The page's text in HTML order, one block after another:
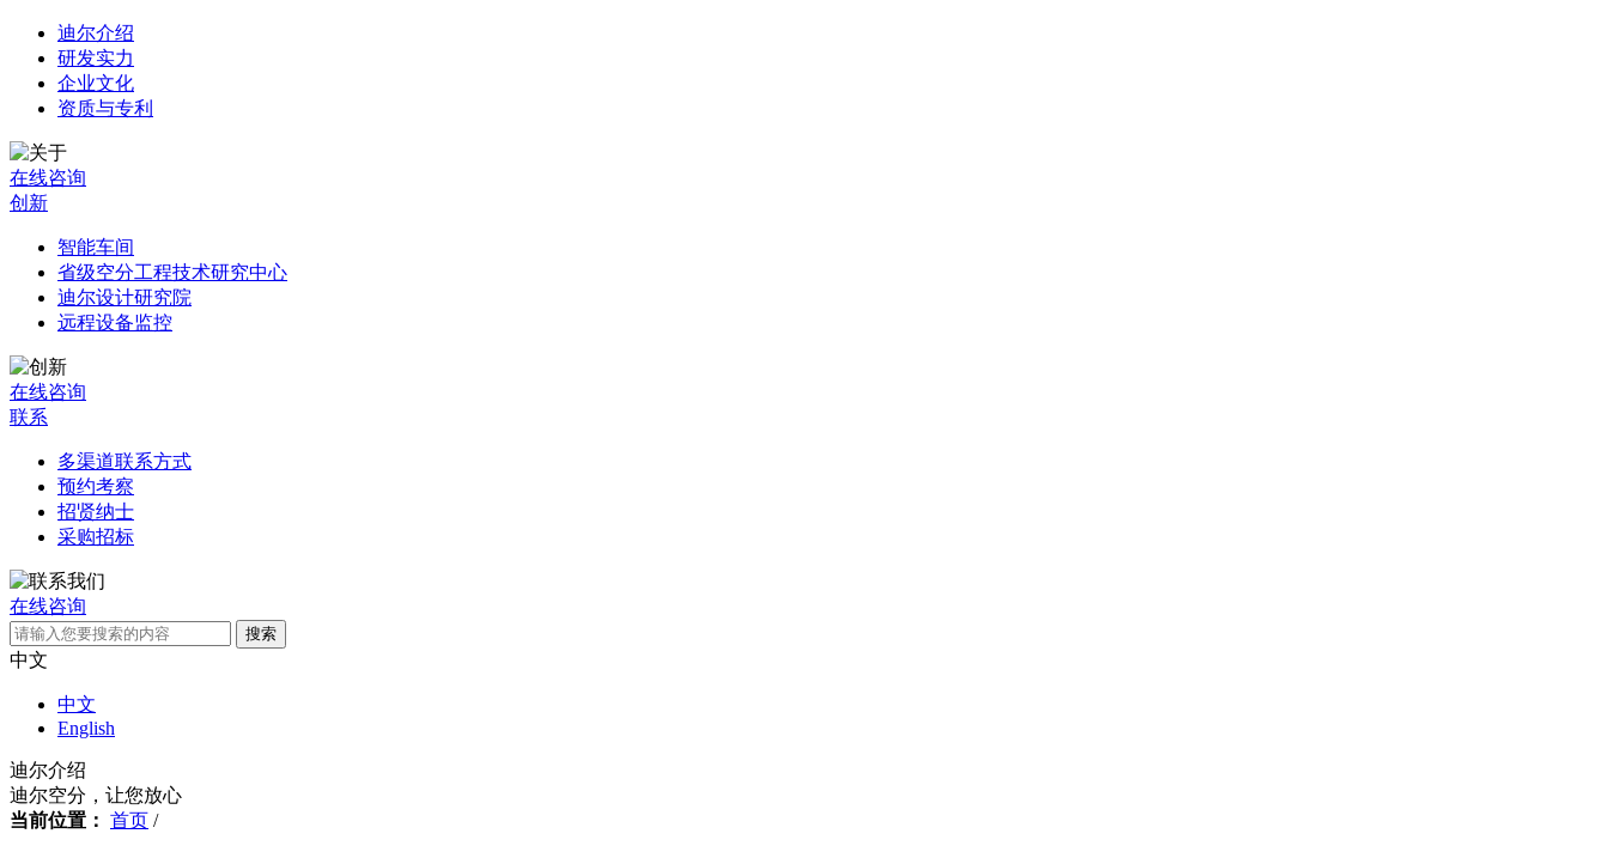
迪尔介绍
研发实力
企业文化
资质与专利
在线咨询
创新
智能车间
省级空分工程技术研究中心
迪尔设计研究院
远程设备监控
在线咨询
联系
多渠道联系方式
预约考察
招贤纳士
采购招标
在线咨询
搜索
中文
中文
English
迪尔介绍
迪尔空分，让您放心
当前位置： 首页 /